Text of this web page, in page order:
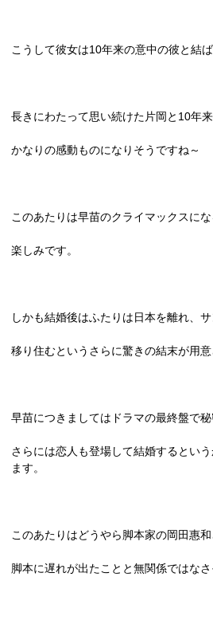
こうして彼女は10年来の意中の彼と結
長きにわたって思い続けた片岡と 10年
かなりの感動ものになりそうですね～
このあたりは早苗のクライマックスに
楽しみです。
しかも結婚後はふたりは日本を離れ、
移り住むというさらに驚きの結末が用意
早苗につきましてはドラマの最終盤で秘
さらには恋人も登場して結婚するとい
ます。
このあたりはどうやら脚本家の岡田惠和
脚本に遅れが出たことと無関係ではなさ